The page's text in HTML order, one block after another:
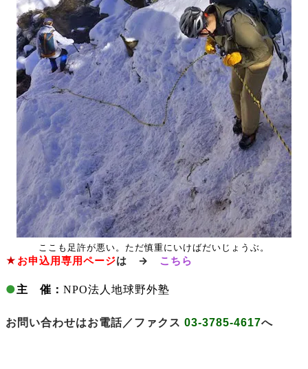
ここも足許が悪い。ただ慎重にいけばだいじょうぶ。
★ お申込用専用ページは → こちら
●主 催： NPO法人地球野外塾
お問い合わせはお電話／ファクス 03-3785-4617へ